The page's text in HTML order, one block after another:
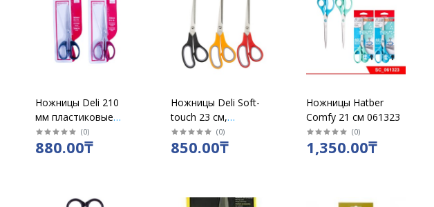
Ножницы Deli 210
мм пластиковые
ручки / 6010
(0)
880.00₸
Ножницы Deli Soft-
touch 23 см,
прорезиненные
ручки, ассорти
(0)
850.00₸
Ножницы Hatber
Comfy 21 см 061323
(0)
1,350.00₸